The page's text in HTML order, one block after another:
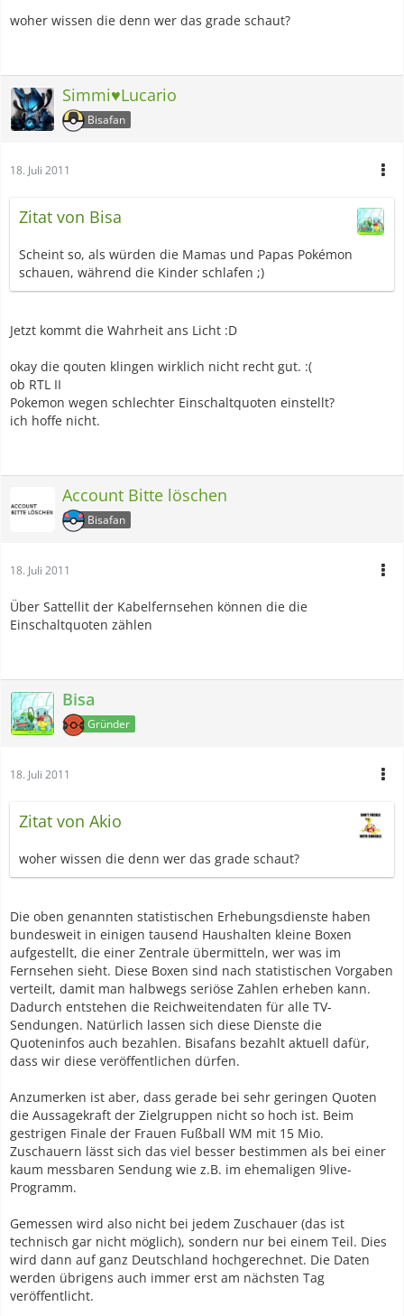
woher wissen die denn wer das grade schaut?
Simmi♥Lucario
Bisafan
18. Juli 2011
Zitat von Bisa
Scheint so, als würden die Mamas und Papas Pokémon
schauen, während die Kinder schlafen ;)
Jetzt kommt die Wahrheit ans Licht :D
okay die qouten klingen wirklich nicht recht gut. :(
ob RTL II
Pokemon wegen schlechter Einschaltquoten einstellt?
ich hoffe nicht.
Account Bitte löschen
Bisafan
18. Juli 2011
Über Sattellit der Kabelfernsehen können die die
Einschaltquoten zählen
Bisa
Gründer
18. Juli 2011
Zitat von Akio
woher wissen die denn wer das grade schaut?
Die oben genannten statistischen Erhebungsdienste haben
bundesweit in einigen tausend Haushalten kleine Boxen
aufgestellt, die einer Zentrale übermitteln, wer was im
Fernsehen sieht. Diese Boxen sind nach statistischen Vorgaben
verteilt, damit man halbwegs seriöse Zahlen erheben kann.
Dadurch entstehen die Reichweitendaten für alle TV-
Sendungen. Natürlich lassen sich diese Dienste die
Quoteninfos auch bezahlen. Bisafans bezahlt aktuell dafür,
dass wir diese veröffentlichen dürfen.
Anzumerken ist aber, dass gerade bei sehr geringen Quoten
die Aussagekraft der Zielgruppen nicht so hoch ist. Beim
gestrigen Finale der Frauen Fußball WM mit 15 Mio.
Zuschauern lässt sich das viel besser bestimmen als bei einer
kaum messbaren Sendung wie z.B. im ehemaligen 9live-
Programm.
Gemessen wird also nicht bei jedem Zuschauer (das ist
technisch gar nicht möglich), sondern nur bei einem Teil. Dies
wird dann auf ganz Deutschland hochgerechnet. Die Daten
werden übrigens auch immer erst am nächsten Tag
veröffentlicht.